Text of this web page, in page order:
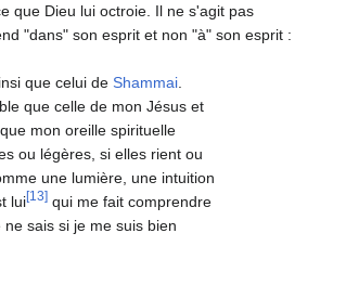
que Dieu lui octroie. Il ne s'agit pas
"dans" son esprit et non "à" son esprit :
que celui de Shammai
que celle de mon Jésus et
mon oreille spirituelle
ou légères, si elles rient ou
une lumière, une intuition
lui[13] qui me fait comprendre
sais si je me suis bien